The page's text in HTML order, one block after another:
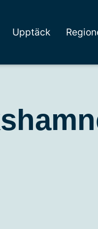
Upptäck